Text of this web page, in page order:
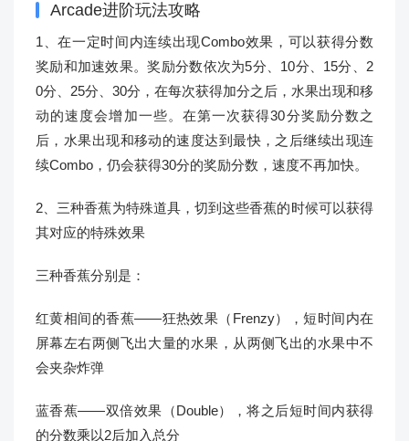
Arcade进阶玩法攻略
1、在一定时间内连续出现Combo效果，可以获得分数
奖励和加速效果。奖励分数依次为5分、10分、15分、2
0分、25分、30分，在每次获得加分之后，水果出现和移
动的速度会增加一些。在第一次获得30分奖励分数之
后，水果出现和移动的速度达到最快，之后继续出现连
续Combo，仍会获得30分的奖励分数，速度不再加快。
2、三种香蕉为特殊道具，切到这些香蕉的时候可以获得
其对应的特殊效果
三种香蕉分别是：
红黄相间的香蕉——狂热效果（Frenzy），短时间内在
屏幕左右两侧飞出大量的水果，从两侧飞出的水果中不
会夹杂炸弹
蓝香蕉——双倍效果（Double），将之后短时间内获得
的分数乘以2后加入总分